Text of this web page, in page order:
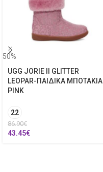
50%
UGG JORIE II GLITTER
LEOPAR-ΠΑΙΔΙΚΑ ΜΠΟΤΑΚΙΑ
PINK
22
86.90€
43.45€